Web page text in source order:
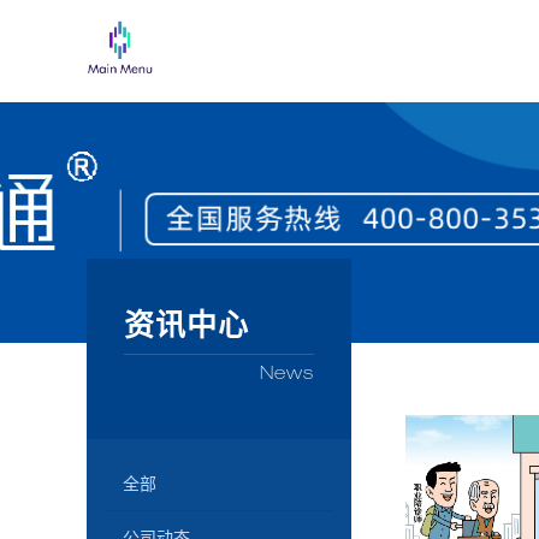
资讯中心
News
全部